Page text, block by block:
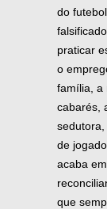
do
praticar
o
família, a
cabarés,
de
acaba
que